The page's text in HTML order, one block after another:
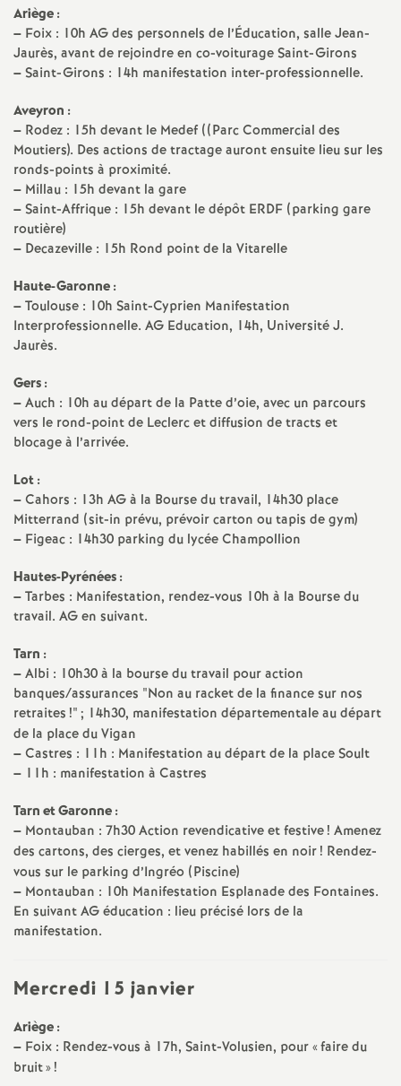
i
g
n
e
m
e
n
t
s
d
e
S
o
n
d
e
g
O
Ariège :
– Foix : 10h AG des personnels de l’Éducation, salle Jean-
Jaurès, avant de rejoindre en co-voiturage Saint-Girons
–Saint-Girons : 14h manifestation inter-professionnelle.
Aveyron :
– Rodez : 15h devant le Medef ((Parc Commercial des
Moutiers). Des actions de tractage auront ensuite lieu sur les
ronds-points à proximité.
– Millau : 15h devant la gare
–Saint-Affrique : 15h devant le dépôt ERDF (parking gare
routière)
– Decazeville : 15h Rond point de la Vitarelle
Haute-Garonne :
–Toulouse : 10h Saint-Cyprien Manifestation
Interprofessionnelle. AG Education, 14h, Université J.
Jaurès.
Gers :
–Auch : 10h au départ de la Patte d’oie, avec un parcours
vers le rond-point de Leclerc et diffusion de tracts et
blocage à l’arrivée.
Lot :
–Cahors : 13h AG à la Bourse du travail, 14h30 place
Mitterrand (sit-in prévu, prévoir carton ou tapis de gym)
– Figeac : 14h30 parking du lycée Champollion
Hautes-Pyrénées :
–Tarbes : Manifestation, rendez-vous 10h à la Bourse du
travail. AG en suivant.
Tarn :
–Albi : 10h30 à la bourse du travail pour action
banques/assurances "Non au racket de la finance sur nos
retraites !"; 14h30, manifestation départementale au départ
de la place du Vigan
–Castres : 11h : Manifestation au départ de la place Soult
– 11h : manifestation à Castres
Tarn et Garonne :
– Montauban : 7h30 Action revendicative et festive! Amenez
des cartons, des cierges, et venez habillés en noir! Rendez-
vous sur le parking d’Ingréo (Piscine)
– Montauban : 10h Manifestation Esplanade des Fontaines.
En suivant AG éducation : lieu précisé lors de la
manifestation.
Mercredi 15 janvier
Ariège :
– Foix : Rendez-vous à 17h, Saint-Volusien, pour «faire du
bruit»!